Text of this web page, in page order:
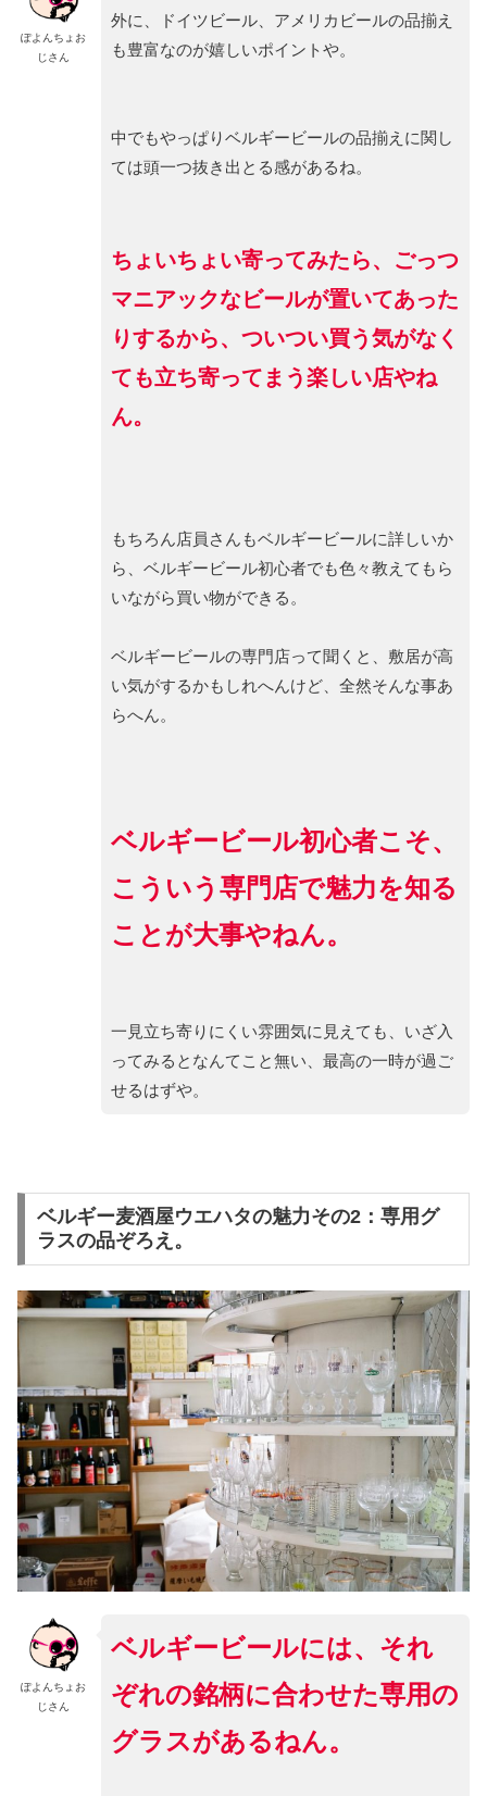
ぽよんちょお
じさん
外に、ドイツビール、アメリカビールの品揃え
も豊富なのが嬉しいポイントや。
中でもやっぱりベルギービールの品揃えに関し
ては頭一つ抜き出とる感があるね。
ちょいちょい寄ってみたら、ごっつ
マニアックなビールが置いてあった
りするから、ついつい買う気がなく
ても立ち寄ってまう楽しい店やね
ん。
もちろん店員さんもベルギービールに詳しいか
ら、ベルギービール初心者でも色々教えてもら
いながら買い物ができる。
ベルギービールの専門店って聞くと、敷居が高
い気がするかもしれへんけど、全然そんな事あ
らへん。
ベルギービール初心者こそ、
こういう専門店で魅力を知る
ことが大事やねん。
一見立ち寄りにくい雰囲気に見えても、いざ入
ってみるとなんてこと無い、最高の一時が過ご
せるはずや。
ベルギー麦酒屋ウエハタの魅力その2：専用グ
ラスの品ぞろえ。
ぽよんちょお
じさん
ベルギービールには、それ
ぞれの銘柄に合わせた専用の
グラスがあるねん。